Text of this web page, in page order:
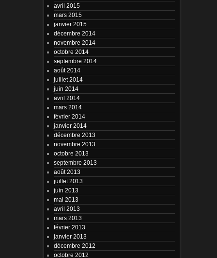
avril 2015
mars 2015
janvier 2015
décembre 2014
novembre 2014
octobre 2014
septembre 2014
août 2014
juillet 2014
juin 2014
avril 2014
mars 2014
février 2014
janvier 2014
décembre 2013
novembre 2013
octobre 2013
septembre 2013
août 2013
juillet 2013
juin 2013
mai 2013
avril 2013
mars 2013
février 2013
janvier 2013
décembre 2012
octobre 2012